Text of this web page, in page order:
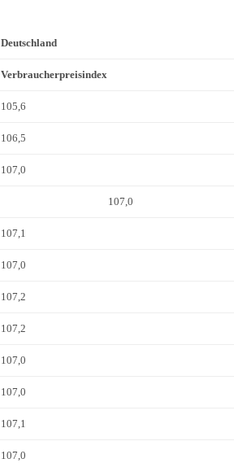
Deutschland
Verbraucherpreisindex
105,6
106,5
107,0
107,0
107,1
107,0
107,2
107,2
107,0
107,0
107,1
107,0